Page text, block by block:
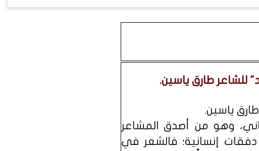
للشاعر طارق ياسين.
ياسين.
وهو من أصدق المشاعر
دفقات إنسانية؛ فالشعر في